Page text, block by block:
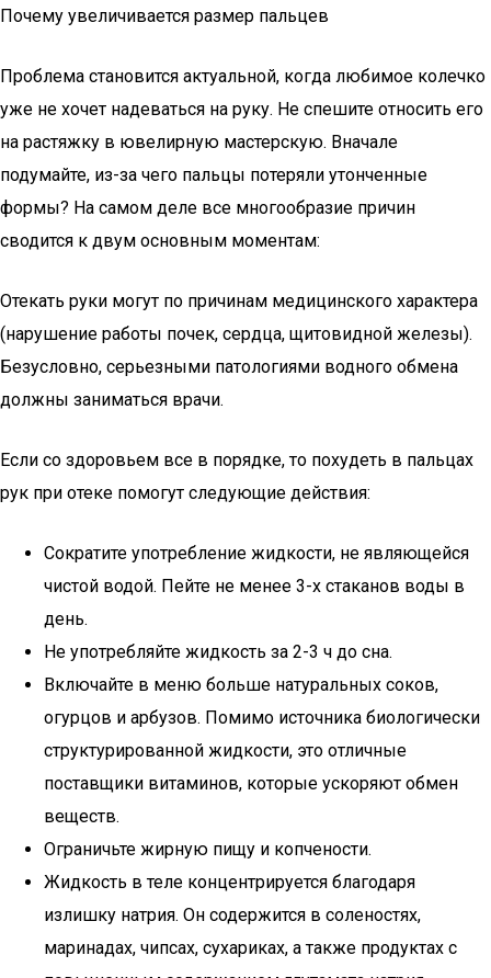
Почему увеличивается размер пальцев
Проблема становится актуальной, когда любимое колечко
уже не хочет надеваться на руку. Не спешите относить его
на растяжку в ювелирную мастерскую. Вначале
подумайте, из-за чего пальцы потеряли утонченные
формы? На самом деле все многообразие причин
сводится к двум основным моментам:
Отекать руки могут по причинам медицинского характера
(нарушение работы почек, сердца, щитовидной железы).
Безусловно, серьезными патологиями водного обмена
должны заниматься врачи.
Если со здоровьем все в порядке, то похудеть в пальцах
рук при отеке помогут следующие действия:
Сократите употребление жидкости, не являющейся
чистой водой. Пейте не менее 3-х стаканов воды в
день.
Не употребляйте жидкость за 2-3 ч до сна.
Включайте в меню больше натуральных соков,
огурцов и арбузов. Помимо источника биологически
структурированной жидкости, это отличные
поставщики витаминов, которые ускоряют обмен
веществ.
Ограничьте жирную пищу и копчености.
Жидкость в теле концентрируется благодаря
излишку натрия. Он содержится в соленостях,
маринадах, чипсах, сухариках, а также продуктах с